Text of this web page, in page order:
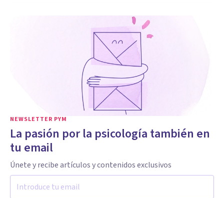
NEWSLETTER PYM
La pasión por la psicología también en
tu email
Únete y recibe artículos y contenidos exclusivos